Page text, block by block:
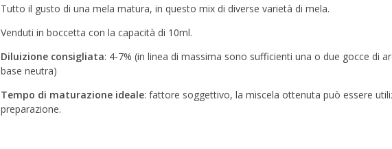
Tutto il gusto di una mela matura, in questo mix di diverse varietà di mela.
Venduti in boccetta con la capacità di 10ml.
Diluizione consigliata: 4-7% (in linea di massima sono sufficienti una o due gocce di
base neutra)
Tempo di maturazione ideale: fattore soggettivo, la miscela ottenuta può essere
preparazione.